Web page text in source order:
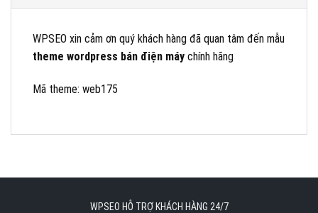
WPSEO xin cảm ơn quý khách hàng đã quan tâm đến mẫu
theme wordpress bán điện máy chính hãng
Mã theme: web175
WPSEO HỖ TRỢ KHÁCH HÀNG 24/7